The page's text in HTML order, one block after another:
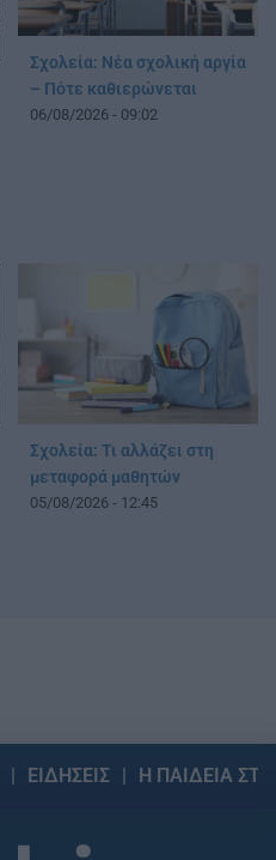
Σχολεία: Νέα σχολική αργία
– Πότε καθιερώνεται
06/08/2026 - 09:02
Σχολεία: Τι αλλάζει στη
μεταφορά μαθητών
05/08/2026 - 12:45
ΕΙΔΗΣΕΙΣ Η ΠΑΙΔΕΙΑ